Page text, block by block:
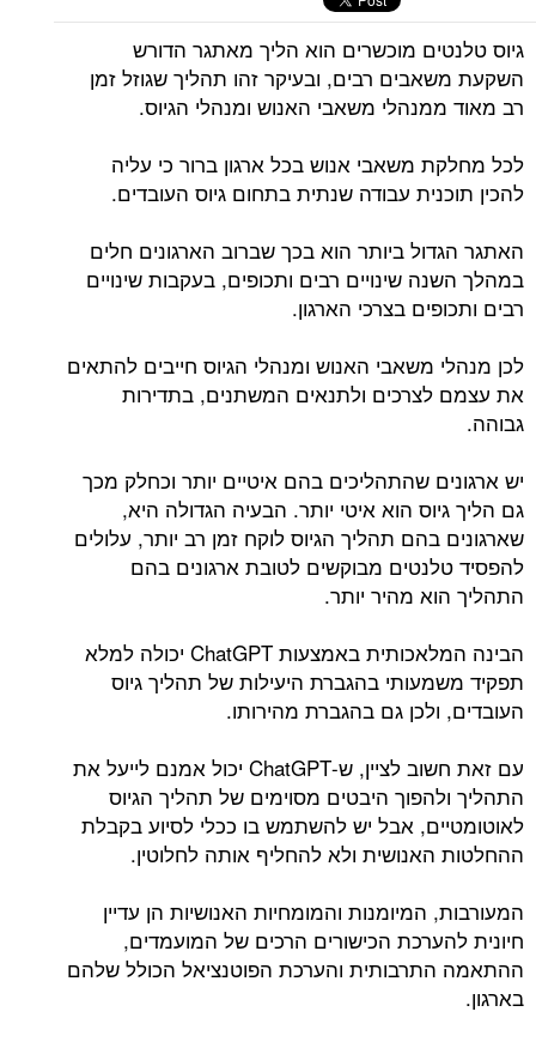
גיוס טלנטים מוכשרים הוא הליך מאתגר הדורש
השקעת משאבים רבים, ובעיקר זהו תהליך שגוזל זמן
רב מאוד ממנהלי משאבי האנוש ומנהלי הגיוס.
לכל מחלקת משאבי אנוש בכל ארגון ברור כי עליה
להכין תוכנית עבודה שנתית בתחום גיוס העובדים.
האתגר הגדול ביותר הוא בכך שברוב הארגונים חלים
במהלך השנה שינויים רבים ותכופים, בעקבות שינויים
רבים ותכופים בצרכי הארגון.
לכן מנהלי משאבי האנוש ומנהלי הגיוס חייבים להתאים
את עצמם לצרכים ולתנאים המשתנים, בתדירות
גבוהה.
יש ארגונים שהתהליכים בהם איטיים יותר וכחלק מכך
גם הליך גיוס הוא איטי יותר. הבעיה הגדולה היא,
שארגונים בהם תהליך הגיוס לוקח זמן רב יותר, עלולים
להפסיד טלנטים מבוקשים לטובת ארגונים בהם
התהליך הוא מהיר יותר.
הבינה המלאכותית באמצעות ChatGPT יכולה למלא
תפקיד משמעותי בהגברת היעילות של תהליך גיוס
העובדים, ולכן גם בהגברת מהירותו.
עם זאת חשוב לציין, ש-ChatGPT יכול אמנם לייעל את
התהליך ולהפוך היבטים מסוימים של תהליך הגיוס
לאוטומטיים, אבל יש להשתמש בו ככלי לסיוע בקבלת
ההחלטות האנושית ולא להחליף אותה לחלוטין.
המעורבות, המיומנות והמומחיות האנושיות הן עדיין
חיונית להערכת הכישורים הרכים של המועמדים,
ההתאמה התרבותית והערכת הפוטנציאל הכולל שלהם
בארגון.